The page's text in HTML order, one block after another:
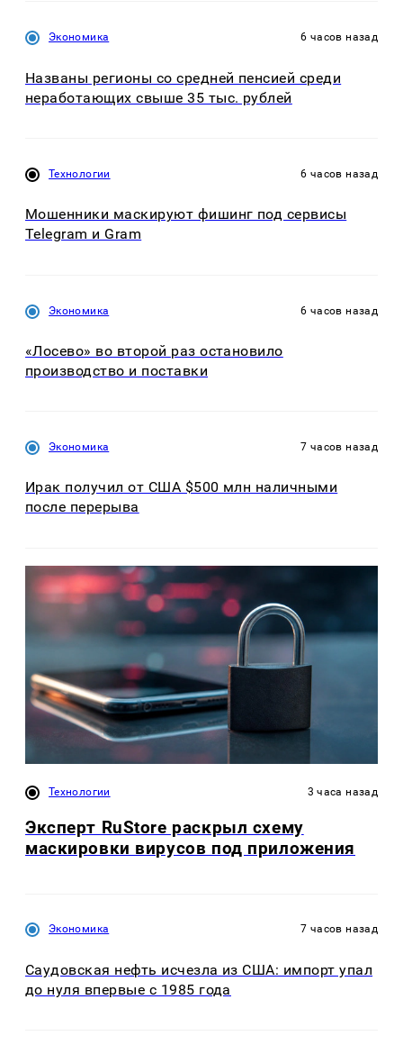
Экономика 6 часов назад
Названы регионы со средней пенсией среди
неработающих свыше 35 тыс. рублей
Технологии 6 часов назад
Мошенники маскируют фишинг под сервисы
Telegram и Gram
Экономика 6 часов назад
«Лосево» во второй раз остановило
производство и поставки
Экономика 7 часов назад
Ирак получил от США $500 млн наличными
после перерыва
Технологии 3 часа назад
Эксперт RuStore раскрыл схему
маскировки вирусов под приложения
Экономика 7 часов назад
Саудовская нефть исчезла из США: импорт упал
до нуля впервые с 1985 года